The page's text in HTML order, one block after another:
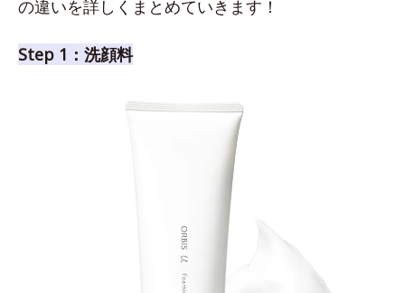
の違いを詳しくまとめていきます！
Step 1：洗顔料